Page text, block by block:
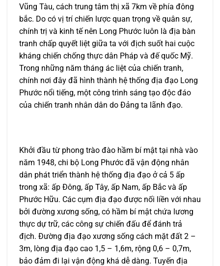
Vũng Tàu, cách trung tâm thị xã 7km về phía đông
bắc. Do có vị trí chiến lược quan trọng về quân sự,
chính trị và kinh tế nên Long Phước luôn là địa bàn
tranh chấp quyết liệt giữa ta với địch suốt hai cuộc
kháng chiến chống thực dân Pháp và đế quốc Mỹ.
Trong những năm tháng ác liệt của chiến tranh,
chính nơi đây đã hình thành hệ thống địa đạo Long
Phước nổi tiếng, một công trình sáng tạo độc đáo
của chiến tranh nhân dân do Đảng ta lãnh đạo.
Khởi đầu từ phong trào đào hầm bí mật tại nhà vào
năm 1948, chi bộ Long Phước đã vận động nhân
dân phát triển thành hệ thống địa đạo ở cả 5 ấp
trong xã: ấp Đông, ấp Tây, ấp Nam, ấp Bắc và ấp
Phước Hữu. Các cụm địa đạo được nối liền với nhau
bởi đường xương sống, có hầm bí mật chứa lương
thực dự trữ, các công sự chiến đấu để đánh trả
địch. Đường địa đạo xương sống cách mặt đất 2 –
3m, lòng địa đạo cao 1,5 – 1,6m, rộng 0,6 – 0,7m,
bảo đảm đi lại vận động khá dễ dàng. Tuyến địa